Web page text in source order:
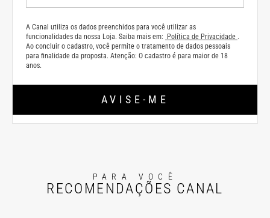
A Canal utiliza os dados preenchidos para você utilizar as
funcionalidades da nossa Loja. Saiba mais em:
Política de Privacidade .
Ao concluir o cadastro, você permite o tratamento de dados pessoais
para finalidade da proposta. Atenção: O cadastro é para maior de 18
anos.
AVISE-ME
PARA VOCÊ
RECOMENDAÇÕES CANAL